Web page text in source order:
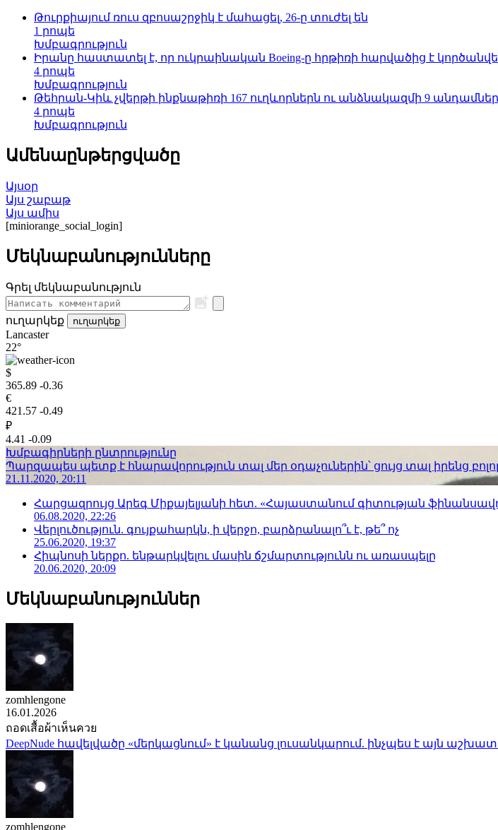
Թուրքիայում ռուս զբոսաշրջիկ է մահացել, 26-ը տուժել են
1 րոպե
Խմբագրություն
Իրանը հաստատել է, որ ուկրաինական Boeing-ը հրթիռի հարվածից է
4 րոպե
Խմբագրություն
Թեհրան-Կիև չվերթի ինքնաթիռի 167 ուղևորներն ու անձնակազմի 9 անդամները
4 րոպե
Խմբագրություն
Ամենաընթերցվածը
Այսօր
Այս շաբաթ
Այս ամիս
[miniorange_social_login]
Մեկնաբանությունները
Գրել մեկնաբանություն
ուղարկեք ուղարկեք
Lancaster
22°
$
365.89 -0.36
€
421.57 -0.49
₽
4.41 -0.09
Խմբագիրների ընտրությունը
Պարզապես պետք է հնարավորություն տալ մեր օդաչուներին՝ ցույց տալ իրենց
21.11.2020, 20:11
Հարցազրույց Արեգ Միքայելյանի հետ. «Հայաստանում գիտության
06.08.2020, 22:26
Վերլուծություն. գույքահարկն, ի վերջո, բարձրանալո՞ւ է, թե՞ ոչ
25.06.2020, 19:37
Հիպնոսի ներքո. ենթարկվելու մասին ճշմարտությունն ու առասպելը
20.06.2020, 20:09
Մեկնաբանություններ
zomhlengone
16.01.2026
ถอดเสื้อผ้าเห็นควย
DeepNude հավելվածը «մերկացնում» է կանանց լուսանկարում. ինչպես է այն
zomhlengone